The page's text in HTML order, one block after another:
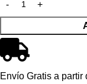
Envío Gratis a partir